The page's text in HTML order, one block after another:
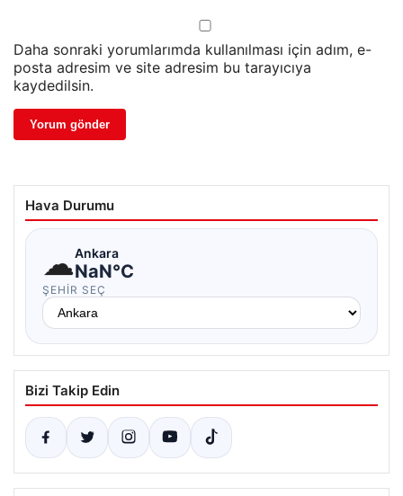
Daha sonraki yorumlarımda kullanılması için adım, e-
posta adresim ve site adresim bu tarayıcıya
kaydedilsin.
Hava Durumu
☁Ankara
NaN°C
ŞEHIR SEÇ
Bizi Takip Edin